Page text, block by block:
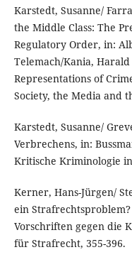
Karstedt, Susanne/
the Middle Class: The
Regulatory Order, in:
Telemach/Kania,
Representations of
Society, the Media and
Karstedt, Susanne/
Verbrechens, in:
Kritische Kriminologie
Kerner, Hans-Jürgen/
ein
Vorschriften gegen die
für Strafrecht, 355-396.